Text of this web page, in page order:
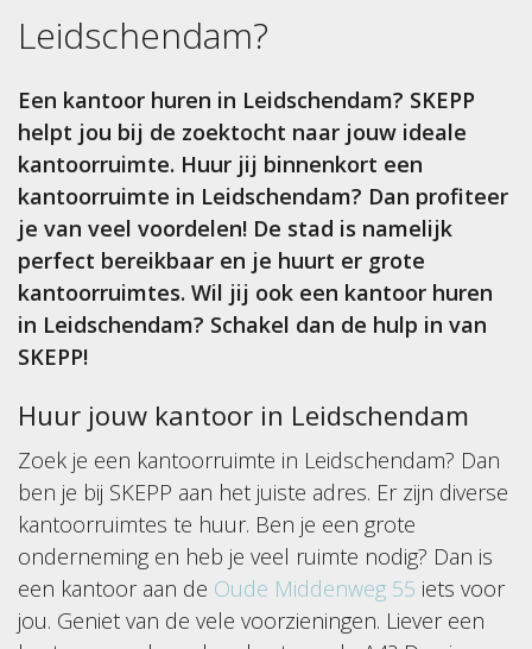
Leidschendam?
Een kantoor huren in Leidschendam? SKEPP
helpt jou bij de zoektocht naar jouw ideale
kantoorruimte. Huur jij binnenkort een
kantoorruimte in Leidschendam? Dan profiteer
je van veel voordelen! De stad is namelijk
perfect bereikbaar en je huurt er grote
kantoorruimtes. Wil jij ook een kantoor huren
in Leidschendam? Schakel dan de hulp in van
SKEPP!
Huur jouw kantoor in Leidschendam
Zoek je een kantoorruimte in Leidschendam? Dan
ben je bij SKEPP aan het juiste adres. Er zijn diverse
kantoorruimtes te huur. Ben je een grote
onderneming en heb je veel ruimte nodig? Dan is
een kantoor aan de Oude Middenweg 55 iets voor
jou. Geniet van de vele voorzieningen. Liever een